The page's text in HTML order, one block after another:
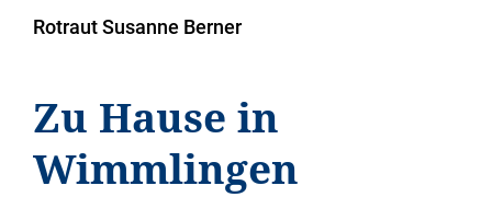
Rotraut Susanne Berner
Zu Hause in
Wimmlingen